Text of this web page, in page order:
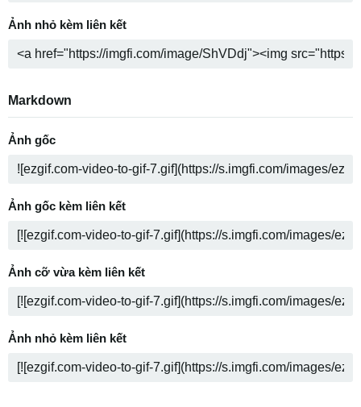
Ảnh nhỏ kèm liên kết
Markdown
Ảnh gốc
Ảnh gốc kèm liên kết
Ảnh cỡ vừa kèm liên kết
Ảnh nhỏ kèm liên kết